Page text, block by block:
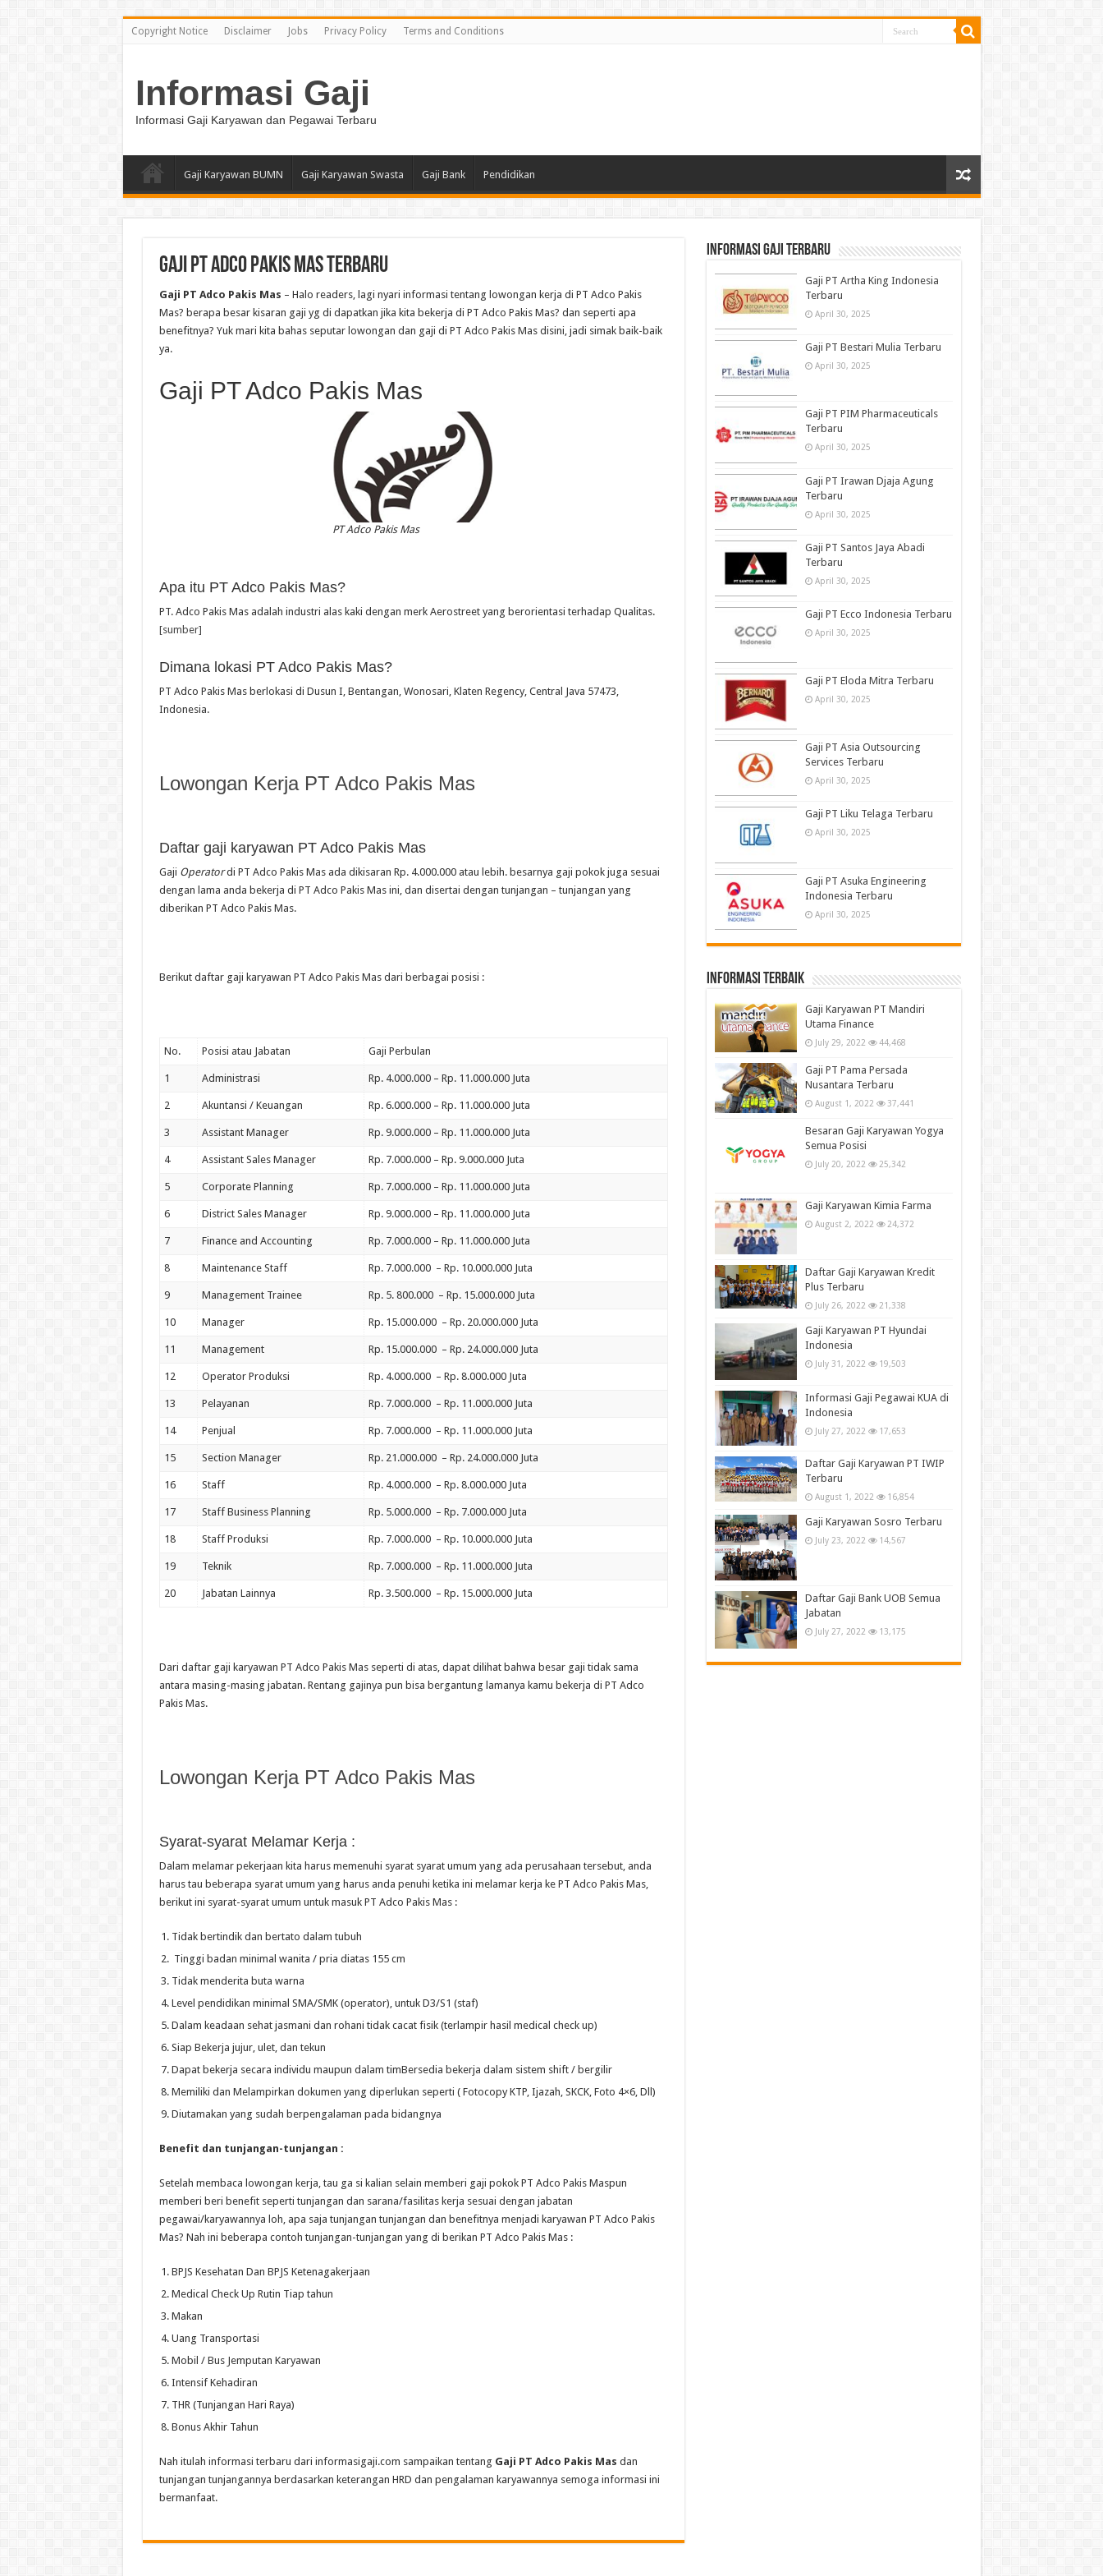
Copyright Notice Disclaimer Jobs Privacy Policy Terms and Conditions
Informasi Gaji
Informasi Gaji Karyawan dan Pegawai Terbaru
Gaji Karyawan BUMN Gaji Karyawan Swasta Gaji Bank Pendidikan
Gaji PT Adco Pakis Mas Terbaru
Gaji PT Adco Pakis Mas – Halo readers, lagi nyari informasi tentang lowongan kerja di PT Adco Pakis
Mas? berapa besar kisaran gaji yg di dapatkan jika kita bekerja di PT Adco Pakis Mas? dan seperti apa
benefitnya? Yuk mari kita bahas seputar lowongan dan gaji di PT Adco Pakis Mas disini, jadi simak baik-baik
ya.
Gaji PT Adco Pakis Mas
PT Adco Pakis Mas
Apa itu PT Adco Pakis Mas?
PT. Adco Pakis Mas adalah industri alas kaki dengan merk Aerostreet yang berorientasi terhadap Qualitas.
[sumber]
Dimana lokasi PT Adco Pakis Mas?
PT Adco Pakis Mas berlokasi di Dusun I, Bentangan, Wonosari, Klaten Regency, Central Java 57473,
Indonesia.
Lowongan Kerja PT Adco Pakis Mas
Daftar gaji karyawan PT Adco Pakis Mas
Gaji Operatordi PT Adco Pakis Mas ada dikisaran Rp. 4.000.000 atau lebih. besarnya gaji pokok juga sesuai
dengan lama anda bekerja di PT Adco Pakis Mas ini, dan disertai dengan tunjangan – tunjangan yang
diberikan PT Adco Pakis Mas.
Berikut daftar gaji karyawan PT Adco Pakis Mas dari berbagai posisi :
No. Posisi atau Jabatan Gaji Perbulan
1 Administrasi Rp. 4.000.000 – Rp. 11.000.000 Juta
2 Akuntansi / Keuangan Rp. 6.000.000 – Rp. 11.000.000 Juta
3 Assistant Manager Rp. 9.000.000 – Rp. 11.000.000 Juta
4 Assistant Sales Manager Rp. 7.000.000 – Rp. 9.000.000 Juta
5 Corporate Planning Rp. 7.000.000 – Rp. 11.000.000 Juta
6 District Sales Manager Rp. 9.000.000 – Rp. 11.000.000 Juta
7 Finance and Accounting Rp. 7.000.000 – Rp. 11.000.000 Juta
8 Maintenance Staff Rp. 7.000.000 – Rp. 10.000.000 Juta
9 Management Trainee Rp. 5. 800.000 – Rp. 15.000.000 Juta
10 Manager Rp. 15.000.000 – Rp. 20.000.000 Juta
11 Management Rp. 15.000.000 – Rp. 24.000.000 Juta
12 Operator Produksi Rp. 4.000.000 – Rp. 8.000.000 Juta
13 Pelayanan Rp. 7.000.000 – Rp. 11.000.000 Juta
14 Penjual Rp. 7.000.000 – Rp. 11.000.000 Juta
15 Section Manager Rp. 21.000.000 – Rp. 24.000.000 Juta
16 Staff Rp. 4.000.000 – Rp. 8.000.000 Juta
17 Staff Business Planning Rp. 5.000.000 – Rp. 7.000.000 Juta
18 Staff Produksi Rp. 7.000.000 – Rp. 10.000.000 Juta
19 Teknik Rp. 7.000.000 – Rp. 11.000.000 Juta
20 Jabatan Lainnya Rp. 3.500.000 – Rp. 15.000.000 Juta
Dari daftar gaji karyawan PT Adco Pakis Mas seperti di atas, dapat dilihat bahwa besar gaji tidak sama
antara masing-masing jabatan. Rentang gajinya pun bisa bergantung lamanya kamu bekerja di PT Adco
Pakis Mas.
Lowongan Kerja PT Adco Pakis Mas
Syarat-syarat Melamar Kerja :
Dalam melamar pekerjaan kita harus memenuhi syarat syarat umum yang ada perusahaan tersebut, anda
harus tau beberapa syarat umum yang harus anda penuhi ketika ini melamar kerja ke PT Adco Pakis Mas,
berikut ini syarat-syarat umum untuk masuk PT Adco Pakis Mas :
Tidak bertindik dan bertato dalam tubuh
Tinggi badan minimal wanita / pria diatas 155 cm
Tidak menderita buta warna
Level pendidikan minimal SMA/SMK (operator), untuk D3/S1 (staf)
Dalam keadaan sehat jasmani dan rohani tidak cacat fisik (terlampir hasil medical check up)
Siap Bekerja jujur, ulet, dan tekun
Dapat bekerja secara individu maupun dalam timBersedia bekerja dalam sistem shift / bergilir
Memiliki dan Melampirkan dokumen yang diperlukan seperti ( Fotocopy KTP, Ijazah, SKCK, Foto 4×6, Dll)
Diutamakan yang sudah berpengalaman pada bidangnya
Benefit dan tunjangan-tunjangan :
Setelah membaca lowongan kerja, tau ga si kalian selain memberi gaji pokok PT Adco Pakis Maspun
memberi beri benefit seperti tunjangan dan sarana/fasilitas kerja sesuai dengan jabatan
pegawai/karyawannya loh, apa saja tunjangan tunjangan dan benefitnya menjadi karyawan PT Adco Pakis
Mas? Nah ini beberapa contoh tunjangan-tunjangan yang di berikan PT Adco Pakis Mas :
BPJS Kesehatan Dan BPJS Ketenagakerjaan
Medical Check Up Rutin Tiap tahun
Makan
Uang Transportasi
Mobil / Bus Jemputan Karyawan
Intensif Kehadiran
THR (Tunjangan Hari Raya)
Bonus Akhir Tahun
Nah itulah informasi terbaru dari informasigaji.com sampaikan tentang Gaji PT Adco Pakis Mas dan
tunjangan tunjangannya berdasarkan keterangan HRD dan pengalaman karyawannya semoga informasi ini
bermanfaat.
informasi gaji terbaru
Gaji PT Artha King Indonesia
Terbaru
April 30, 2025
Gaji PT Bestari Mulia Terbaru
April 30, 2025
Gaji PT PIM Pharmaceuticals
Terbaru
April 30, 2025
Gaji PT Irawan Djaja Agung
Terbaru
April 30, 2025
Gaji PT Santos Jaya Abadi
Terbaru
April 30, 2025
Gaji PT Ecco Indonesia Terbaru
April 30, 2025
Gaji PT Eloda Mitra Terbaru
April 30, 2025
Gaji PT Asia Outsourcing
Services Terbaru
April 30, 2025
Gaji PT Liku Telaga Terbaru
April 30, 2025
Gaji PT Asuka Engineering
Indonesia Terbaru
April 30, 2025
informasi terbaik
Gaji Karyawan PT Mandiri
Utama Finance
July 29, 2022 44,468
Gaji PT Pama Persada
Nusantara Terbaru
August 1, 2022 37,441
Besaran Gaji Karyawan Yogya
Semua Posisi
July 20, 2022 25,342
Gaji Karyawan Kimia Farma
August 2, 2022 24,372
Daftar Gaji Karyawan Kredit
Plus Terbaru
July 26, 2022 21,338
Gaji Karyawan PT Hyundai
Indonesia
July 31, 2022 19,503
Informasi Gaji Pegawai KUA di
Indonesia
July 27, 2022 17,653
Daftar Gaji Karyawan PT IWIP
Terbaru
August 1, 2022 16,854
Gaji Karyawan Sosro Terbaru
July 23, 2022 14,567
Daftar Gaji Bank UOB Semua
Jabatan
July 27, 2022 13,175